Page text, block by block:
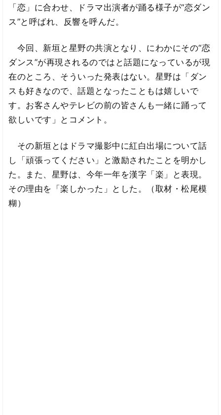
「恋」に合わせ、ドラマ出演者が踊る様子が“恋ダン
ス”と呼ばれ、反響を呼んだ。
今回、新垣と星野の共演となり、にわかにその“恋
ダンス”が再現されるのではと話題になっているが現
在のところ、そういった発表はない。星野は「ダン
スも好きなので、話題となったこともは嬉しいで
す。お客さんやテレビの前の皆さんも一緒に踊って
欲しいです」とコメント。
その新垣とはドラマ撮影中に紅白出場について話
し「頑張ってください」と激励されたことを明かし
た。また、星野は、今年一年を漢字「楽」と表現。
その理由を「楽しかった」とした。（取材・松尾模
糊）